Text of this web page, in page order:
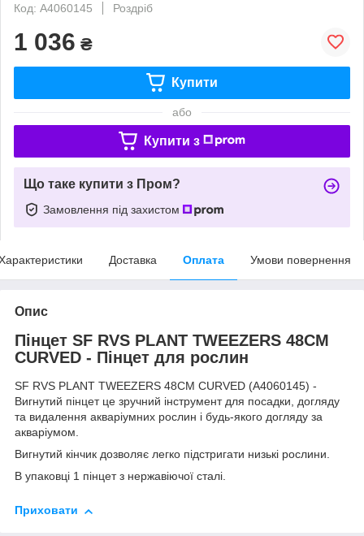
Код: A4060145
Роздріб
1 036 ₴
Купити
або
Купити з
Що таке купити з Пром?
Замовлення під захистом
Доставка Оплата Умови повернення
Опис
Пінцет SF RVS PLANT TWEEZERS 48CM
CURVED - Пінцет для рослин
SF RVS PLANT TWEEZERS 48CM CURVED (A4060145) -
Вигнутий пінцет це зручний інструмент для посадки, догляду
та видалення акваріумних рослин і будь-якого догляду за
акваріумом.
Вигнутий кінчик дозволяє легко підстригати низькі рослини.
В упаковці 1 пінцет з нержавіючої сталі.
Приховати